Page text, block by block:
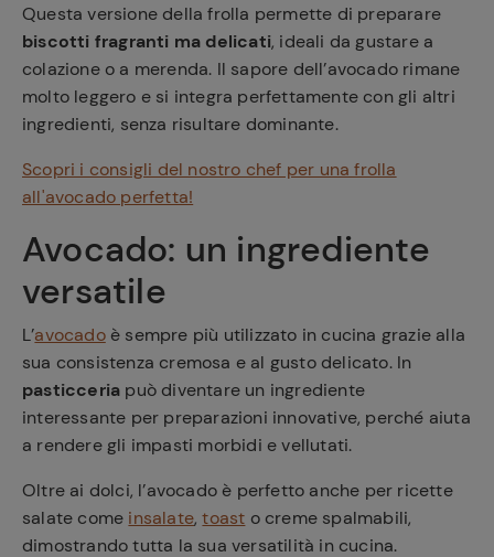
Questa versione della frolla permette di preparare
biscotti fragranti ma delicati, ideali da gustare a
colazione o a merenda. Il sapore dell’avocado rimane
molto leggero e si integra perfettamente con gli altri
ingredienti, senza risultare dominante.
Scopri i consigli del nostro chef per una frolla
all'avocado perfetta!
Avocado: un ingrediente
versatile
L’avocadoè sempre più utilizzato in cucina grazie alla
sua consistenza cremosa e al gusto delicato. In
pasticceria può diventare un ingrediente
interessante per preparazioni innovative, perché aiuta
a rendere gli impasti morbidi e vellutati.
Oltre ai dolci, l’avocado è perfetto anche per ricette
salate come insalate,toast o creme spalmabili,
dimostrando tutta la sua versatilità in cucina.